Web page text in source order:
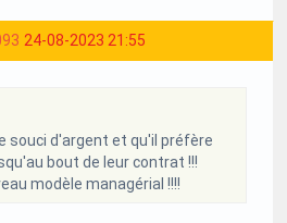
24-08-2023 21:55
souci d'argent et qu'il préfère
bout de leur contrat !!!
modèle managérial !!!!